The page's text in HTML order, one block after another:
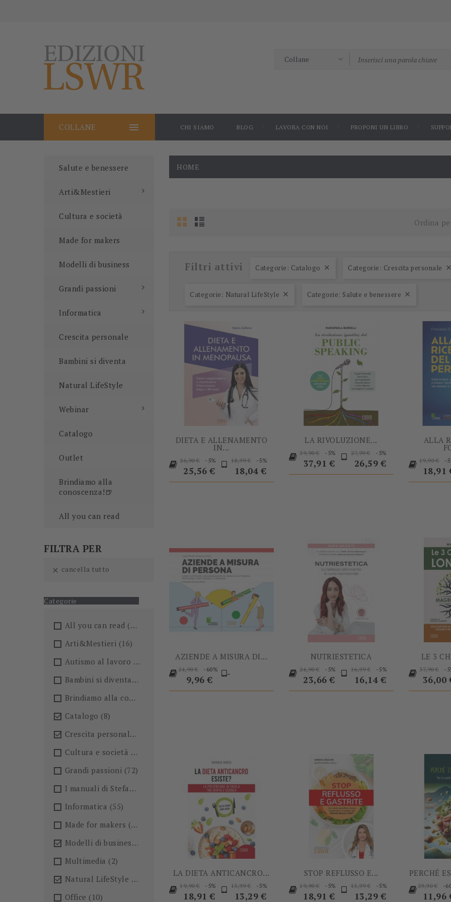

COLLANE CHI SIAMO BLOG LAVORA CON NOI PROPONI UN LIBRO
Salute e benessere
Arti&Mestieri
Cultura e società
Made for makers
Modelli di business
Grandi passioni
Informatica
Crescita personale
Bambini si diventa
Natural LifeStyle
Webinar
Catalogo
Outlet
Brindiamo alla
conoscenza!🍺
All you can read
FILTRA PER
 cancella tutto
Categorie
All you can read (205)
Arti&Mestieri (16)
Autismo al lavoro
(5)
Bambini si diventa
(4)
Brindiamo alla conoscenza!🍺
 Catalogo (8)
 Crescita personale
Cultura e società
(36)
Grandi passioni (72)
I manuali di Stefano Anselmo
Informatica (55)
Made for makers (13)
 Modelli di business(57)
Multimedia (2)
 Natural LifeStyle
(4)
Office (10)
HOME
Ordina
Filtri attivi Categorie: Catalogo  Categorie: Crescita personale 
Categorie: Natural LifeStyle  Categorie: Salute e benessere 
DIETA E ALLENAMENTO
IN...
Prezzo
base
26,90 € -5%
Prezzo
25,56 €
Prezzo
base
18,99 € -5%
Prezzo
18,04 €
LA RIVOLUZIONE...
Prezzo
base
39,90 € -5%
Prezzo
37,91 €
Prezzo
base
27,99 € -5%
26,59 €
ALLA
Prezzo
base
19,90 € -
18,91
AZIENDE A MISURA DI...
Prezzo
base
24,90 € -60%
Prezzo
9,96 € -
NUTRIESTETICA
Prezzo
base
24,90 € -5%
Prezzo
23,66 €
Prezzo
base
16,99 € -5%
Prezzo
16,14 €
LE 3
Prezzo
base
37,90 € -
36,00
LA DIETA ANTICANCRO...
Prezzo
base
19,90 € -5%
Prezzo
18,91 €
Prezzo
base
13,99 € -5%
Prezzo
13,29 €
STOP REFLUSSO E...
Prezzo
base
19,90 € -5%
Prezzo
18,91 €
Prezzo
base
13,99 € -5%
Prezzo
13,29 €
PERCHÉ
Prezzo
base
29,90 € -
11,96